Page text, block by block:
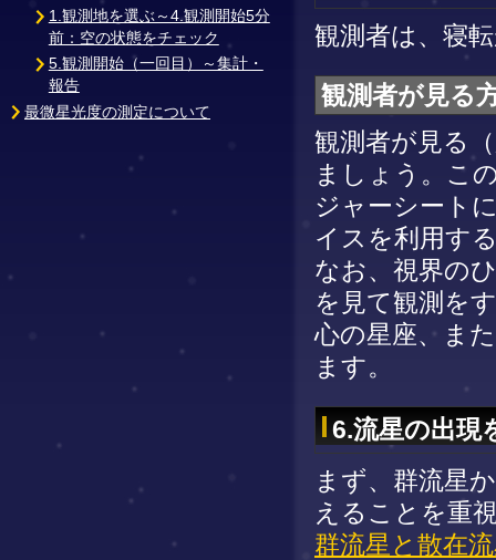
1.観測地を選ぶ～4.観測開始5分
前：空の状態をチェック
5.観測開始（一回目）～集計・
報告
最微星光度の測定について
観測者は、寝
観測者が見る
観測者が見る
ましょう。こ
ジャーシート
イスを利用す
なお、視界の
を見て観測を
心の星座、ま
ます。
6.流星の出現
まず、群流星
えることを重
群流星と散在